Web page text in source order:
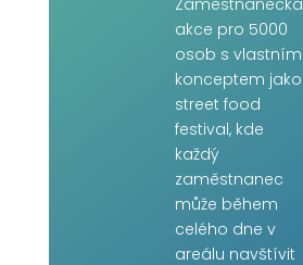
akce pro 5000
osob s vlastním
konceptem jako
street food
festival, kde
každý
zaměstnanec
může během
celého dne v
areálu navštívit